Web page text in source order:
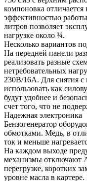
компоновка
эффективностью
литров позволяет
нагрузке около ¾.
Несколько вариантов
На передней панели
реализовать разные
нетребовательных
230В/16А. Для снятия
использовать как
будут удобнее и
счет того, что не
Надежная электроника
Бензогенератор
обмотками. Медь, в
ток и меньше
На каждом выходе
механизмы отключают
перегрузке, коротких
уровне масла в